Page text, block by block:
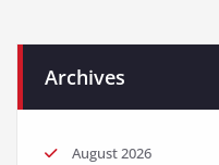
Archives
August 2026